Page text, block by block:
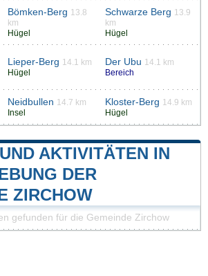
Bömken-Berg 13.8
km
Hügel
Schwarze Berg 13.9
km
Hügel
Lieper-Berg 14.1 km
Hügel
Der Ubu 14.1 km
Bereich
Neidbullen 14.7 km
Insel
Kloster-Berg 14.9 km
Hügel
AKTIVITÄTEN IN
DER
ZIRCHOW
gefunden für die Gemeinde Zirchow